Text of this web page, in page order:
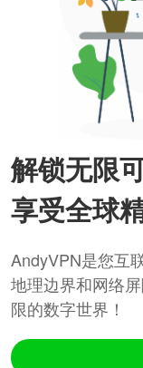
解锁无限
享受全球
AndyVPN是您互
地理边界和网络
限的数字世界！